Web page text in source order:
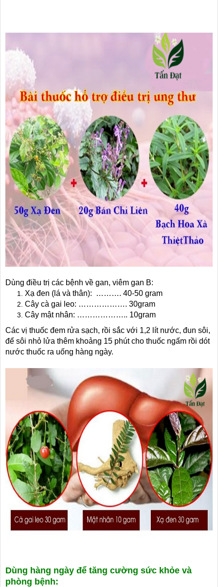
Dùng điều trị các bệnh về gan, viêm gan B:
Xạ đen (lá và thân): ………. 40-50 gram
Cây cà gai leo: ………………. 30gram
Cây mật nhân: ……………….. 10gram
Các vị thuốc đem rửa sạch, rồi sắc với 1,2 lít nước, đun sôi,
để sôi nhỏ lửa thêm khoảng 15 phút cho thuốc ngấm rồi dót
nước thuốc ra uống hàng ngày.
Dùng hàng ngày để tăng cường sức khỏe và
phòng bệnh: